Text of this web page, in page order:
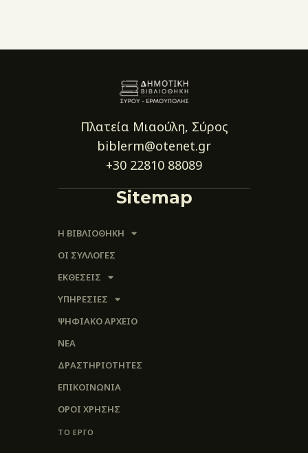
Πλατεία Μιαούλη, Σύρος
biblerm@otenet.gr
+30 22810 88089
Sitemap
Η ΒΙΒΛΙΟΘΗΚΗ
ΟΙ ΣΥΛΛΟΓΈΣ
ΕΚΘΕΣΕΙΣ
ΥΠΗΡΕΣΙΕΣ
ΨΗΦΙΑΚΌ ΑΡΧΕΊΟ
ΝΕΑ
ΔΡΑΣΤΗΡΙΟΤΗΤΕΣ
ΕΠΙΚΟΙΝΩΝΊΑ
ΌΡΟΙ ΧΡΉΣΗΣ
ΤΟ ΕΡΓΟ